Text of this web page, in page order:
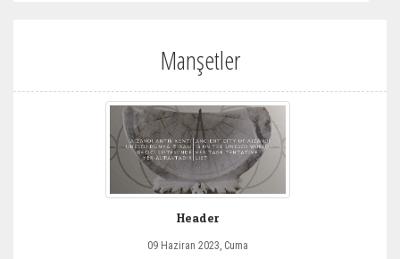
Manşetler
Header
09 Haziran 2023, Cuma